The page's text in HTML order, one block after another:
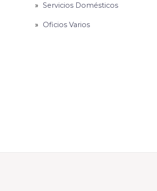
Servicios Domésticos
Oficios Varios